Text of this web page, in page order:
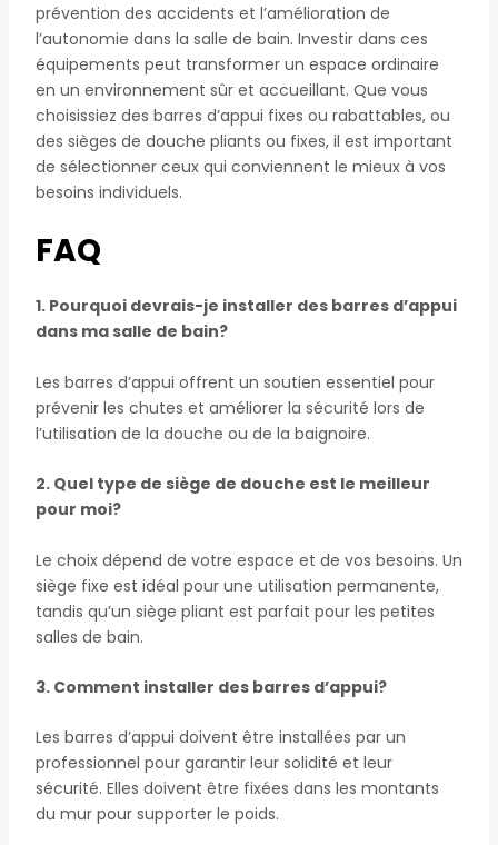
prévention des accidents et l’amélioration de
l’autonomie dans la salle de bain. Investir dans ces
équipements peut transformer un espace ordinaire
en un environnement sûr et accueillant. Que vous
choisissiez des barres d’appui fixes ou rabattables, ou
des sièges de douche pliants ou fixes, il est important
de sélectionner ceux qui conviennent le mieux à vos
besoins individuels.
FAQ
1. Pourquoi devrais-je installer des barres d’appui
dans ma salle de bain?
Les barres d’appui offrent un soutien essentiel pour
prévenir les chutes et améliorer la sécurité lors de
l’utilisation de la douche ou de la baignoire.
2. Quel type de siège de douche est le meilleur
pour moi?
Le choix dépend de votre espace et de vos besoins. Un
siège fixe est idéal pour une utilisation permanente,
tandis qu’un siège pliant est parfait pour les petites
salles de bain.
3. Comment installer des barres d’appui?
Les barres d’appui doivent être installées par un
professionnel pour garantir leur solidité et leur
sécurité. Elles doivent être fixées dans les montants
du mur pour supporter le poids.